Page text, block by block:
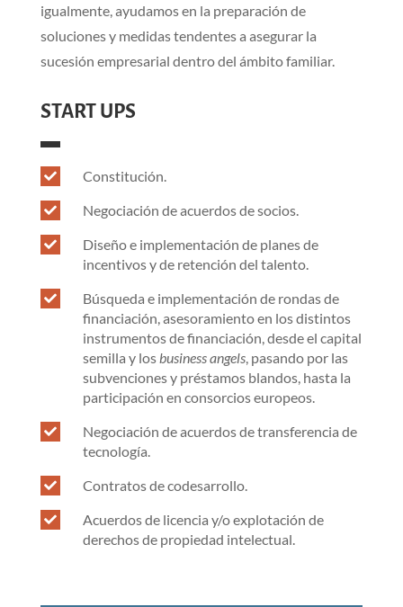
igualmente, ayudamos en la preparación de
soluciones y medidas tendentes a asegurar la
sucesión empresarial dentro del ámbito familiar.
START UPS
 Constitución.
 Negociación de acuerdos de socios.

Diseño e implementación de planes de
incentivos y de retención del talento.

Búsqueda e implementación de rondas de
financiación, asesoramiento en los distintos
instrumentos de financiación, desde el capital
semilla y los business angels, pasando por las
subvenciones y préstamos blandos, hasta la
participación en consorcios europeos.

Negociación de acuerdos de transferencia de
tecnología.
 Contratos de codesarrollo.

Acuerdos de licencia y/o explotación de
derechos de propiedad intelectual.